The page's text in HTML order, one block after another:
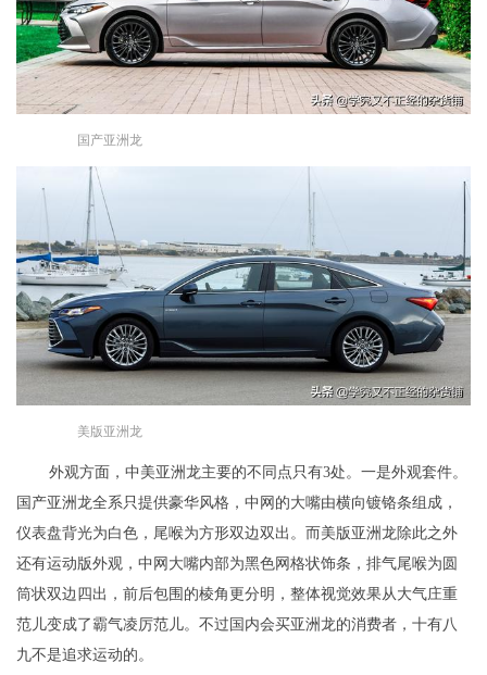
国产亚洲龙
美版亚洲龙
外观方面，中美亚洲龙主要的不同点只有3处。一是外观套件。
国产亚洲龙全系只提供豪华风格，中网的大嘴由横向镀铬条组成，
仪表盘背光为白色，尾喉为方形双边双出。而美版亚洲龙除此之外
还有运动版外观，中网大嘴内部为黑色网格状饰条，排气尾喉为圆
筒状双边四出，前后包围的棱角更分明，整体视觉效果从大气庄重
范儿变成了霸气凌厉范儿。不过国内会买亚洲龙的消费者，十有八
九不是追求运动的。